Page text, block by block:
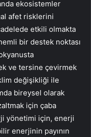
ekosistemler
afet risklerini
etkili olmakta
bir destek noktası
ve tersine çevirmek
değişikliği ile
bireysel olarak
için çaba
yönetimi için, enerji
enerjinin payının